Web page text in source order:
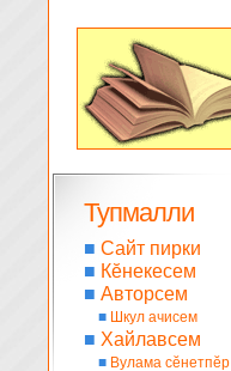
Тупмалли
■ Сайт пирки
■ Кĕнекесем
■ Авторсем
■ Шкул ачисем
■ Хайлавсем
■ Вулама сĕнетпĕр